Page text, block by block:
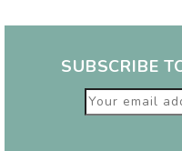
SUBSCRIBE